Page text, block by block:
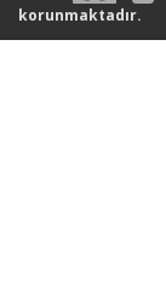
korunmaktadır.